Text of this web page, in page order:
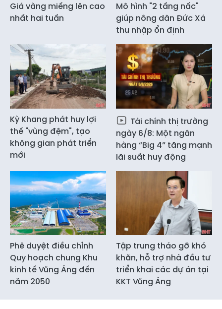
Giá vàng miếng lên cao
nhất hai tuần
Mô hình "2 tầng nấc"
giúp nông dân Đức Xá
thu nhập ổn định
Kỳ Khang phát huy lợi
thế "vùng đệm", tạo
không gian phát triển
mới
Tài chính thị trường
ngày 6/8: Một ngân
hàng “Big 4” tăng mạnh
lãi suất huy động
Phê duyệt điều chỉnh
Quy hoạch chung Khu
kinh tế Vũng Áng đến
năm 2050
Tập trung tháo gỡ khó
khăn, hỗ trợ nhà đầu tư
triển khai các dự án tại
KKT Vũng Áng